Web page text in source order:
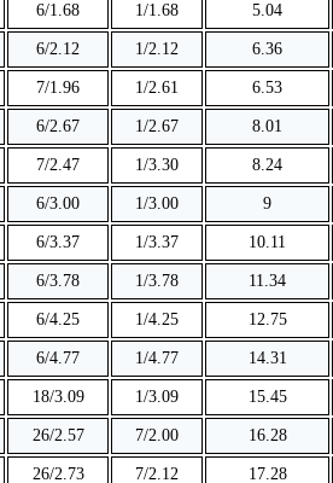
6/1.68 1/1.68 5.04
6/2.12 1/2.12 6.36
7/1.96 1/2.61 6.53
6/2.67 1/2.67 8.01
7/2.47 1/3.30 8.24
6/3.00 1/3.00 9
6/3.37 1/3.37 10.11
6/3.78 1/3.78 11.34
6/4.25 1/4.25 12.75
6/4.77 1/4.77 14.31
18/3.09 1/3.09 15.45
26/2.57 7/2.00 16.28
26/2.73 7/2.12 17.28